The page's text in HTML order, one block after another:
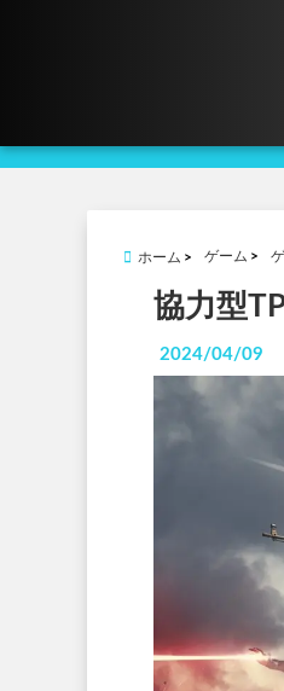
ホーム ゲーム
協力型
2024/04/09